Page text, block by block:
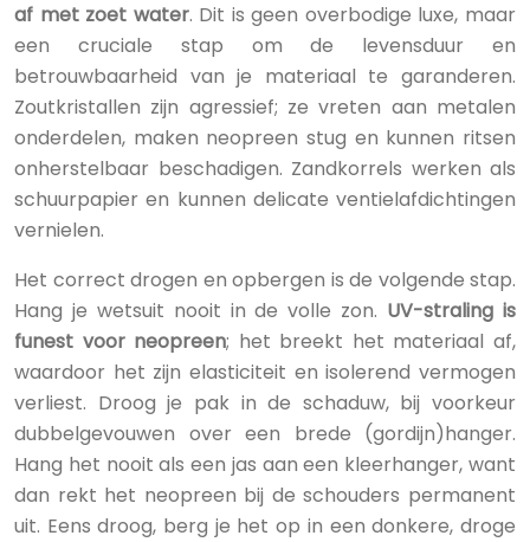
af met zoet water. Dit is geen overbodige luxe, maar
een cruciale stap om de levensduur en
betrouwbaarheid van je materiaal te garanderen.
Zoutkristallen zijn agressief; ze vreten aan metalen
onderdelen, maken neopreen stug en kunnen ritsen
onherstelbaar beschadigen. Zandkorrels werken als
schuurpapier en kunnen delicate ventielafdichtingen
vernielen.
Het correct drogen en opbergen is de volgende stap.
Hang je wetsuit nooit in de volle zon. UV-straling is
funest voor neopreen; het breekt het materiaal af,
waardoor het zijn elasticiteit en isolerend vermogen
verliest. Droog je pak in de schaduw, bij voorkeur
dubbelgevouwen over een brede (gordijn)hanger.
Hang het nooit als een jas aan een kleerhanger, want
dan rekt het neopreen bij de schouders permanent
uit. Eens droog, berg je het op in een donkere, droge